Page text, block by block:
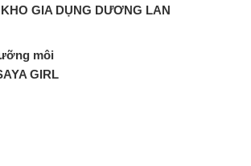
GIA DỤNG DƯƠNG LAN
môi
GIRL